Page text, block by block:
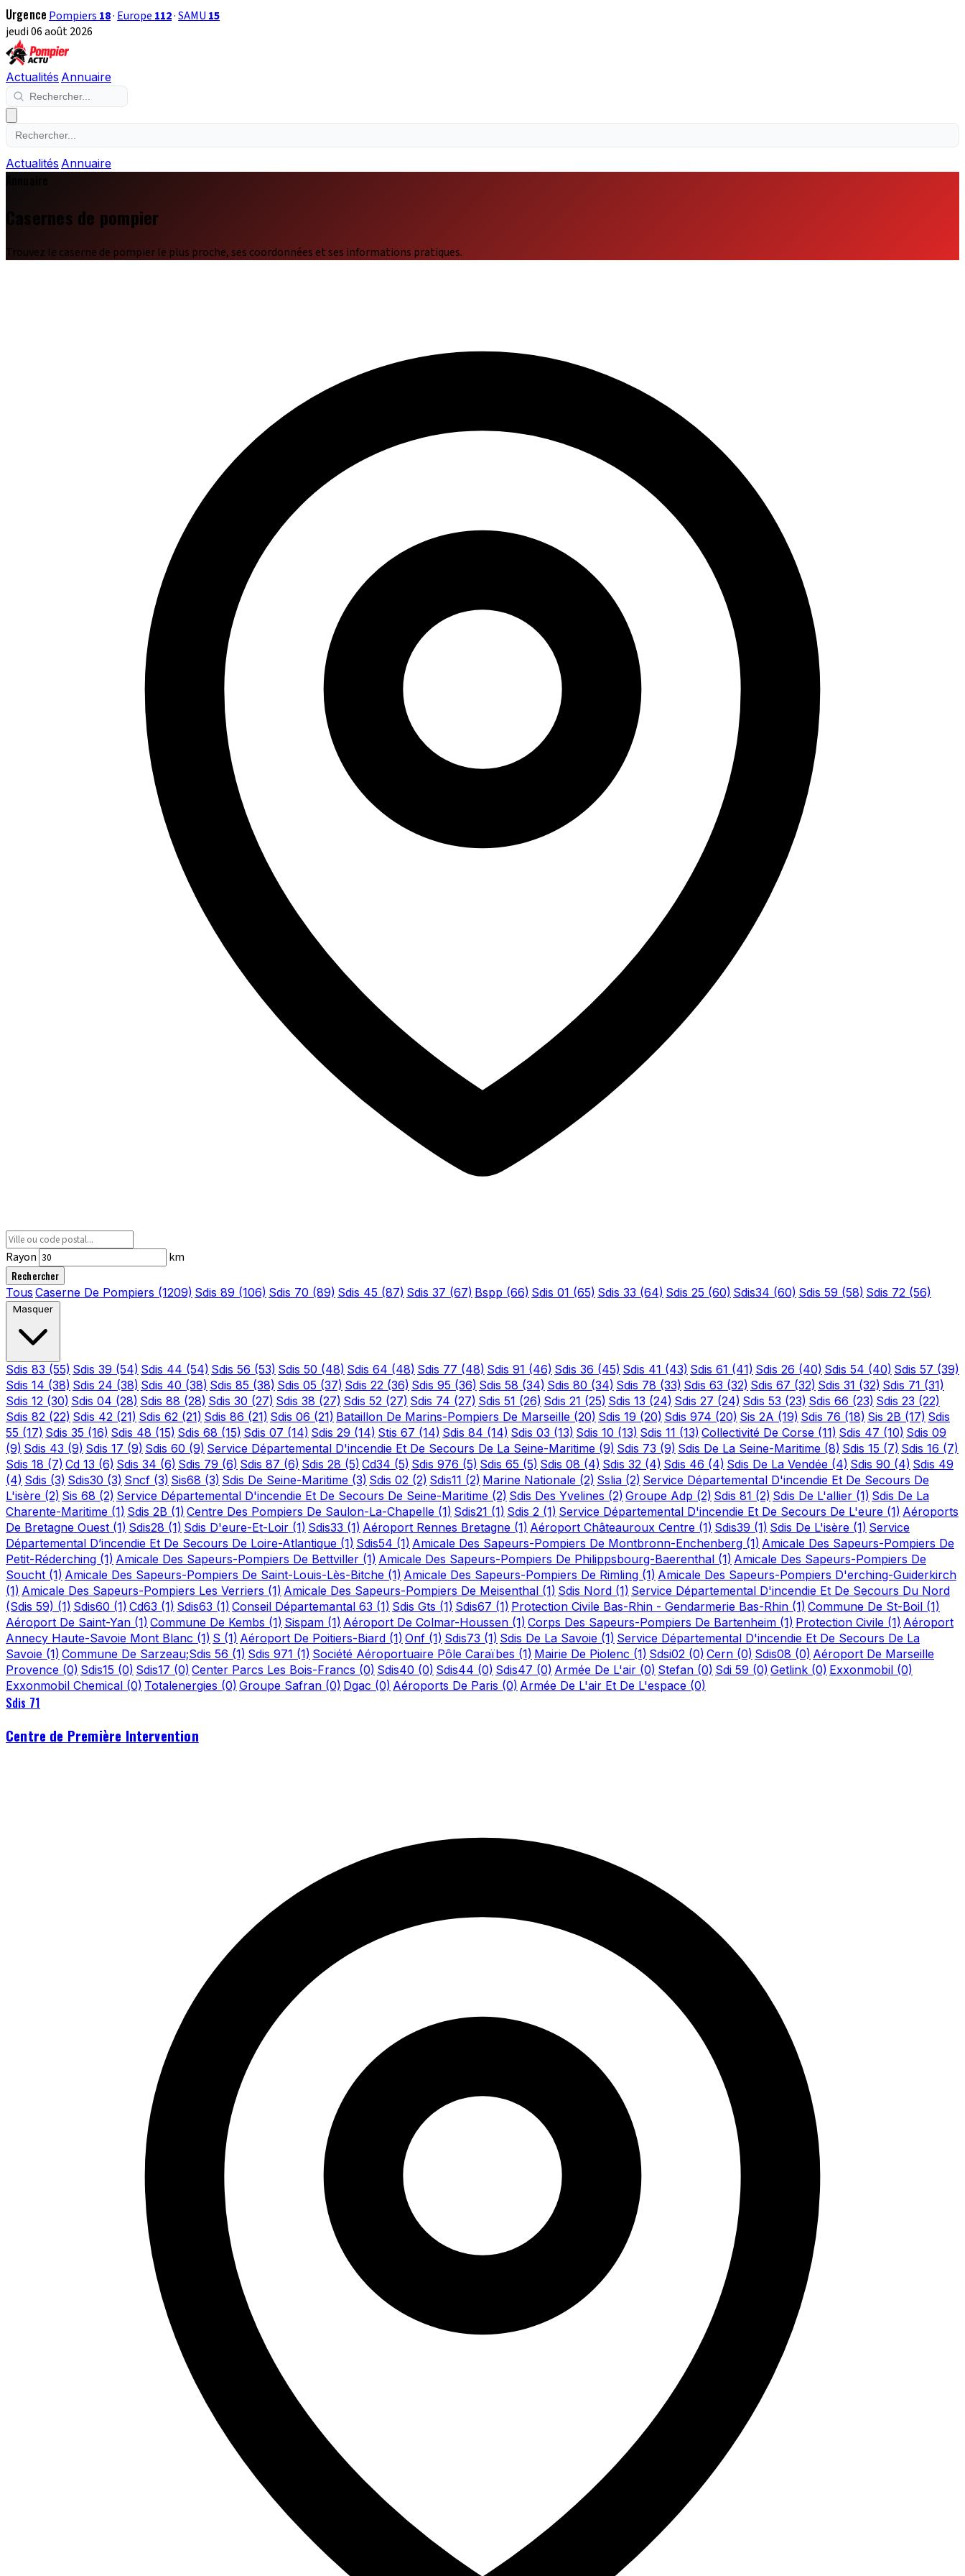
Urgence Pompiers 18· Europe 112·SAMU 15
jeudi 06 août 2026
Actualités Annuaire
Actualités Annuaire
Casernes de pompier
Trouvez le caserne de pompier le plus proche, ses coordonnées et ses informations pratiques.
Rayon km
Rechercher
Tous Caserne De Pompiers (1209) Sdis 89 (106) Sdis 70 (89) Sdis 45 (87) Sdis 37 (67) Bspp (66) Sdis 01 (65) Sdis 33 (64) Sdis 25 (60) Sdis34 (60) Sdis 59 (58) Sdis 72 (56)
Masquer
Sdis 83 (55) Sdis 39 (54) Sdis 44 (54) Sdis 56 (53) Sdis 50 (48) Sdis 64 (48) Sdis 77 (48) Sdis 91 (46) Sdis 36 (45) Sdis 41 (43) Sdis 61 (41) Sdis 26 (40) Sdis 54 (40) Sdis 57 (39)
Sdis 14 (38) Sdis 24 (38) Sdis 40 (38) Sdis 85 (38) Sdis 05 (37) Sdis 22 (36) Sdis 95 (36) Sdis 58 (34) Sdis 80 (34) Sdis 78 (33) Sdis 63 (32) Sdis 67 (32) Sdis 31 (32) Sdis 71 (31)
Sdis 12 (30) Sdis 04 (28) Sdis 88 (28) Sdis 30 (27) Sdis 38 (27) Sdis 52 (27) Sdis 74 (27) Sdis 51 (26) Sdis 21 (25) Sdis 13 (24) Sdis 27 (24) Sdis 53 (23) Sdis 66 (23) Sdis 23 (22)
Sdis 82 (22) Sdis 42 (21) Sdis 62 (21) Sdis 86 (21) Sdis 06 (21) Bataillon De Marins-Pompiers De Marseille (20) Sdis 19 (20) Sdis 974 (20) Sis 2A (19) Sdis 76 (18) Sis 2B (17) Sdis
55 (17) Sdis 35 (16) Sdis 48 (15) Sdis 68 (15) Sdis 07 (14) Sdis 29 (14) Stis 67 (14) Sdis 84 (14) Sdis 03 (13) Sdis 10 (13) Sdis 11 (13) Collectivité De Corse (11) Sdis 47 (10) Sdis 09
(9) Sdis 43 (9) Sdis 17 (9) Sdis 60 (9) Service Départemental D'incendie Et De Secours De La Seine-Maritime (9) Sdis 73 (9) Sdis De La Seine-Maritime (8) Sdis 15 (7) Sdis 16 (7)
Sdis 18 (7) Cd 13 (6) Sdis 34 (6) Sdis 79 (6) Sdis 87 (6) Sdis 28 (5) Cd34 (5) Sdis 976 (5) Sdis 65 (5) Sdis 08 (4) Sdis 32 (4) Sdis 46 (4) Sdis De La Vendée (4) Sdis 90 (4) Sdis 49
(4) Sdis (3) Sdis30 (3) Sncf (3) Sis68 (3) Sdis De Seine-Maritime (3) Sdis 02 (2) Sdis11 (2) Marine Nationale (2) Sslia (2) Service Départemental D'incendie Et De Secours De
L'isère (2) Sis 68 (2) Service Départemental D'incendie Et De Secours De Seine-Maritime (2) Sdis Des Yvelines (2) Groupe Adp (2) Sdis 81 (2) Sdis De L'allier (1) Sdis De La
Charente-Maritime (1) Sdis 2B (1) Centre Des Pompiers De Saulon-La-Chapelle (1) Sdis21 (1) Sdis 2 (1) Service Départemental D'incendie Et De Secours De L'eure (1) Aéroports
De Bretagne Ouest (1) Sdis28 (1) Sdis D'eure-Et-Loir (1) Sdis33 (1) Aéroport Rennes Bretagne (1) Aéroport Châteauroux Centre (1) Sdis39 (1) Sdis De L'isère (1) Service
Départemental D’incendie Et De Secours De Loire-Atlantique (1) Sdis54 (1) Amicale Des Sapeurs-Pompiers De Montbronn-Enchenberg (1) Amicale Des Sapeurs-Pompiers De
Petit-Réderching (1) Amicale Des Sapeurs-Pompiers De Bettviller (1) Amicale Des Sapeurs-Pompiers De Philippsbourg-Baerenthal (1) Amicale Des Sapeurs-Pompiers De
Soucht (1) Amicale Des Sapeurs-Pompiers De Saint-Louis-Lès-Bitche (1) Amicale Des Sapeurs-Pompiers De Rimling (1) Amicale Des Sapeurs-Pompiers D'erching-Guiderkirch
(1) Amicale Des Sapeurs-Pompiers Les Verriers (1) Amicale Des Sapeurs-Pompiers De Meisenthal (1) Sdis Nord (1) Service Départemental D'incendie Et De Secours Du Nord
(Sdis 59) (1) Sdis60 (1) Cd63 (1) Sdis63 (1) Conseil Départemantal 63 (1) Sdis Gts (1) Sdis67 (1) Protection Civile Bas-Rhin - Gendarmerie Bas-Rhin (1) Commune De St-Boil (1)
Aéroport De Saint-Yan (1) Commune De Kembs (1) Sispam (1) Aéroport De Colmar-Houssen (1) Corps Des Sapeurs-Pompiers De Bartenheim (1) Protection Civile (1) Aéroport
Annecy Haute-Savoie Mont Blanc (1) S (1) Aéroport De Poitiers-Biard (1) Onf (1) Sdis73 (1) Sdis De La Savoie (1) Service Départemental D'incendie Et De Secours De La
Savoie (1) Commune De Sarzeau;Sdis 56 (1) Sdis 971 (1) Société Aéroportuaire Pôle Caraïbes (1) Mairie De Piolenc (1) Sdsi02 (0) Cern (0) Sdis08 (0) Aéroport De Marseille
Provence (0) Sdis15 (0) Sdis17 (0) Center Parcs Les Bois-Francs (0) Sdis40 (0) Sdis44 (0) Sdis47 (0) Armée De L'air (0) Stefan (0) Sdi 59 (0) Getlink (0) Exxonmobil (0)
Exxonmobil Chemical (0) Totalenergies (0) Groupe Safran (0) Dgac (0) Aéroports De Paris (0) Armée De L'air Et De L'espace (0)
Sdis 71
Centre de Première Intervention